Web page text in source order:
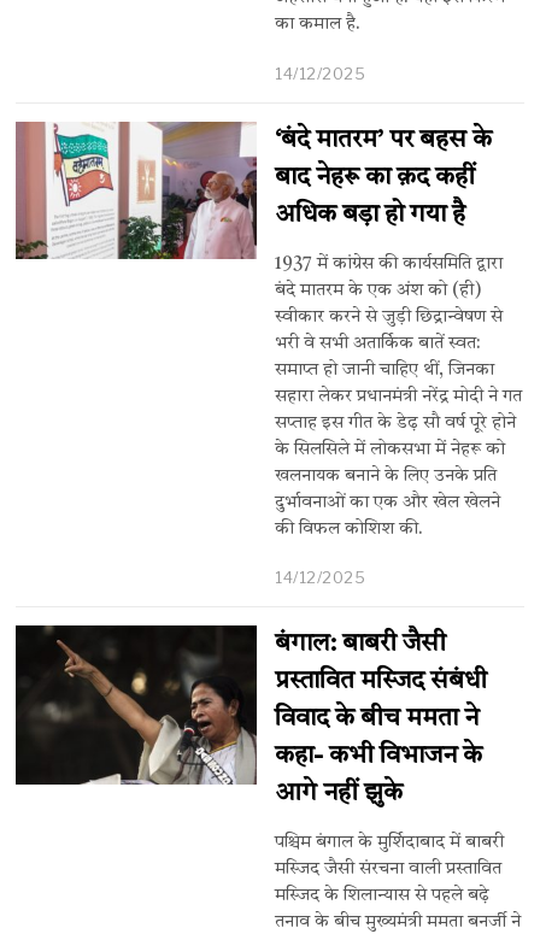
का कमाल है.
14/12/2025
‘बंदे मातरम’ पर बहस के
बाद नेहरू का क़द कहीं
अधिक बड़ा हो गया है
1937 में कांग्रेस की कार्यसमिति द्वारा
बंदे मातरम के एक अंश को (ही)
स्वीकार करने से जुड़ी छिद्रान्वेषण से
भरी वे सभी अतार्किक बातें स्वत:
समाप्त हो जानी चाहिए थीं, जिनका
सहारा लेकर प्रधानमंत्री नरेंद्र मोदी ने गत
सप्ताह इस गीत के डेढ़ सौ वर्ष पूरे होने
के सिलसिले में लोकसभा में नेहरू को
खलनायक बनाने के लिए उनके प्रति
दुर्भावनाओं का एक और खेल खेलने
की विफल कोशिश की.
14/12/2025
बंगाल: बाबरी जैसी
प्रस्तावित मस्जिद संबंधी
विवाद के बीच ममता ने
कहा- कभी विभाजन के
आगे नहीं झुके
पश्चिम बंगाल के मुर्शिदाबाद में बाबरी
मस्जिद जैसी संरचना वाली प्रस्तावित
मस्जिद के शिलान्यास से पहले बढ़े
तनाव के बीच मुख्यमंत्री ममता बनर्जी ने